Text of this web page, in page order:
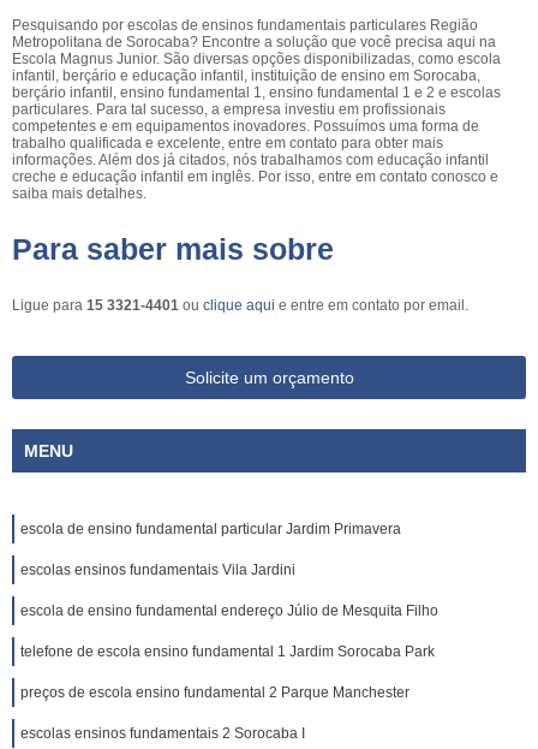
Pesquisando por escolas de ensinos fundamentais particulares Região
Metropolitana de Sorocaba? Encontre a solução que você precisa aqui na
Escola Magnus Junior. São diversas opções disponibilizadas, como escola
infantil, berçário e educação infantil, instituição de ensino em Sorocaba,
berçário infantil, ensino fundamental 1, ensino fundamental 1 e 2 e escolas
particulares. Para tal sucesso, a empresa investiu em profissionais
competentes e em equipamentos inovadores. Possuímos uma forma de
trabalho qualificada e excelente, entre em contato para obter mais
informações. Além dos já citados, nós trabalhamos com educação infantil
creche e educação infantil em inglês. Por isso, entre em contato conosco e
saiba mais detalhes.
Para saber mais sobre
Ligue para 15 3321-4401 ou clique aqui e entre em contato por email.
Solicite um orçamento
MENU
escola de ensino fundamental particular Jardim Primavera
escolas ensinos fundamentais Vila Jardini
escola de ensino fundamental endereço Júlio de Mesquita Filho
telefone de escola ensino fundamental 1 Jardim Sorocaba Park
preços de escola ensino fundamental 2 Parque Manchester
escolas ensinos fundamentais 2 Sorocaba I